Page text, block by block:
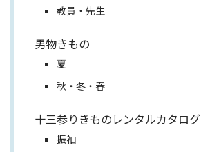
教員・先生
男物きもの
夏
秋・冬・春
十三参りきものレンタルカタログ
振袖